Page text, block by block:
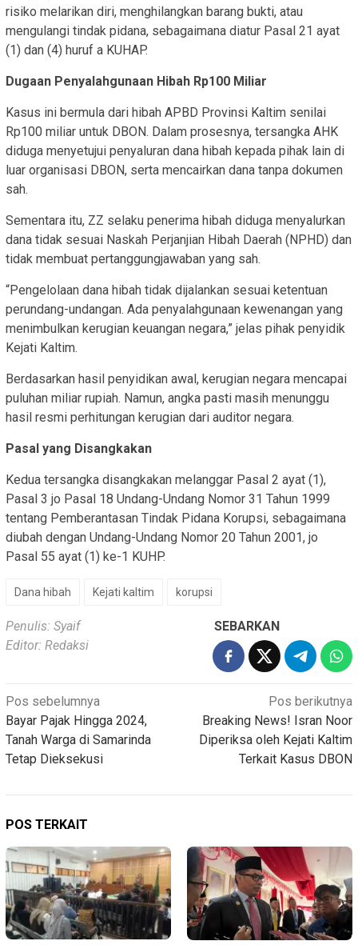
risiko melarikan diri, menghilangkan barang bukti, atau
mengulangi tindak pidana, sebagaimana diatur Pasal 21 ayat
(1) dan (4) huruf a KUHAP.
Dugaan Penyalahgunaan Hibah Rp100 Miliar
Kasus ini bermula dari hibah APBD Provinsi Kaltim senilai
Rp100 miliar untuk DBON. Dalam prosesnya, tersangka AHK
diduga menyetujui penyaluran dana hibah kepada pihak lain di
luar organisasi DBON, serta mencairkan dana tanpa dokumen
sah.
Sementara itu, ZZ selaku penerima hibah diduga menyalurkan
dana tidak sesuai Naskah Perjanjian Hibah Daerah (NPHD) dan
tidak membuat pertanggungjawaban yang sah.
“Pengelolaan dana hibah tidak dijalankan sesuai ketentuan
perundang-undangan. Ada penyalahgunaan kewenangan yang
menimbulkan kerugian keuangan negara,” jelas pihak penyidik
Kejati Kaltim.
Berdasarkan hasil penyidikan awal, kerugian negara mencapai
puluhan miliar rupiah. Namun, angka pasti masih menunggu
hasil resmi perhitungan kerugian dari auditor negara.
Pasal yang Disangkakan
Kedua tersangka disangkakan melanggar Pasal 2 ayat (1),
Pasal 3 jo Pasal 18 Undang-Undang Nomor 31 Tahun 1999
tentang Pemberantasan Tindak Pidana Korupsi, sebagaimana
diubah dengan Undang-Undang Nomor 20 Tahun 2001, jo
Pasal 55 ayat (1) ke-1 KUHP.
Dana hibah Kejati kaltim korupsi
Penulis: Syaif
Editor: Redaksi
SEBARKAN
Navigasi
pos
Pos sebelumnya
Bayar Pajak Hingga 2024,
Tanah Warga di Samarinda
Tetap Dieksekusi
Pos berikutnya
Breaking News! Isran Noor
Diperiksa oleh Kejati Kaltim
Terkait Kasus DBON
POS TERKAIT